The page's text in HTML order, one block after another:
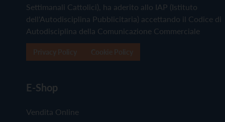
Settimanali Cattolici), ha aderito allo IAP (Istituto
dell'Autodisciplina Pubblicitaria) accettando il Codice di
Autodisciplina della Comunicazione Commerciale
E-Shop
Vendita Online